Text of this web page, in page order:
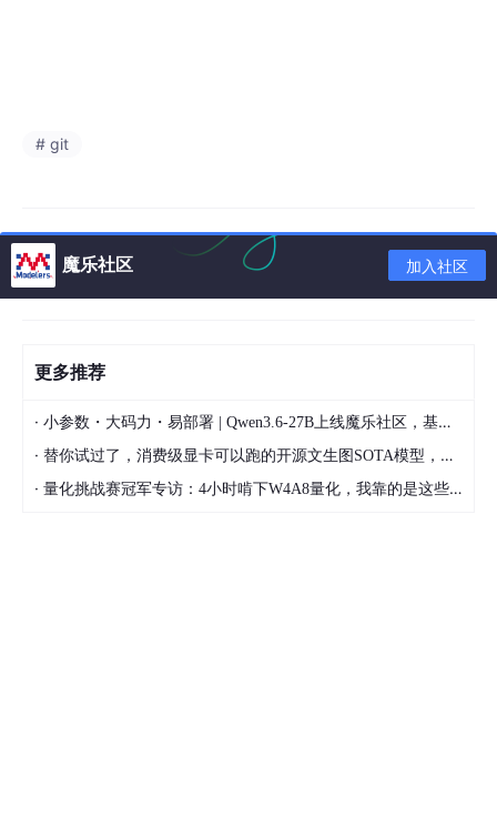
# git
魔乐社区 加入社区
更多推荐
· 小参数・大码力・易部署 | Qwen3.6-27B上线魔乐社区，基于昇腾的部署教程来了
· 替你试过了，消费级显卡可以跑的开源文生图SOTA模型，顶级渲染、高密度文本绘图
· 量化挑战赛冠军专访：4小时啃下W4A8量化，我靠的是这些经验